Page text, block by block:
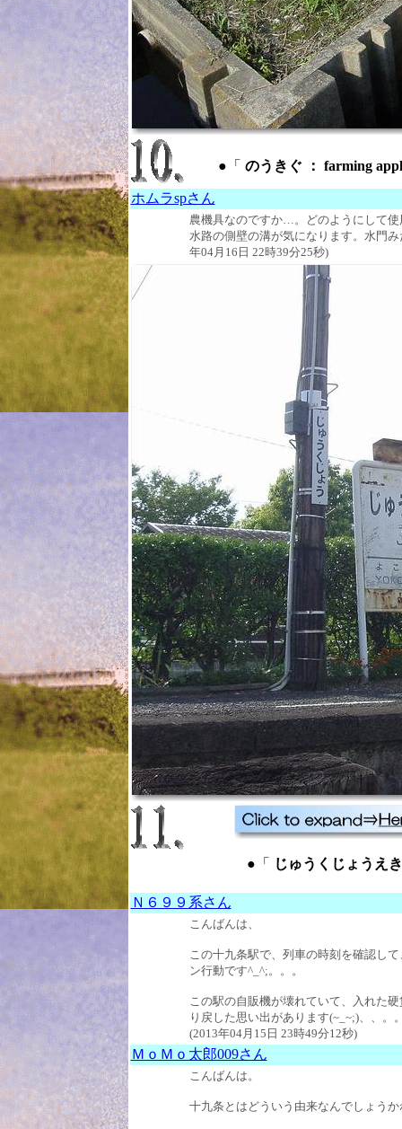
●「 のうきぐ ： farming
ホムラspさん
農機具なのですか…。どのようにして
水路の側壁の溝が気になります。水門
年04月16日 22時39分25秒)
●「 じゅうくじょうえ
Ｎ６９９系さん
こんばんは、
この十九条駅で、列車の時刻を確認し
ン行動です^_^;。。。
この駅の自販機が壊れていて、入れた
り戻した思い出があります(~_~;)、、。
(2013年04月15日 23時49分12秒)
ＭｏＭｏ太郎009さん
こんばんは。
十九条とはどういう由来なんでしょうか